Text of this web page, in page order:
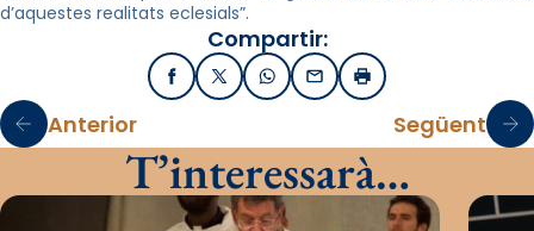
d’aquestes realitats eclesials”.
Compartir:
FacebookX / TwitterWhatsApp
EmailImprimir
Anterior Següent
T’interessarà…